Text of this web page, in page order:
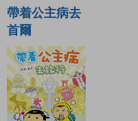
帶着公主病去
首爾